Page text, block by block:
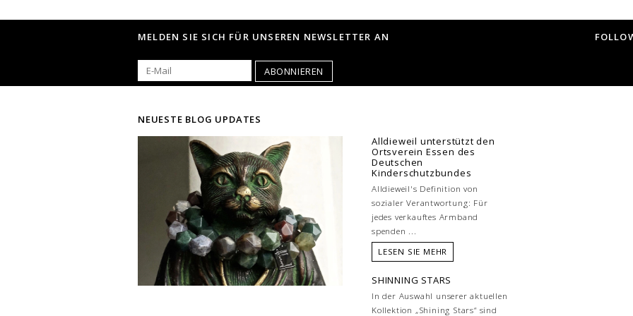
MELDEN SIE SICH FÜR UNSEREN NEWSLETTER AN
ABONNIEREN
NEUESTE BLOG UPDATES
Alldieweil unterstützt den
Ortsverein Essen des
Deutschen
Kinderschutzbundes
Alldieweil's Definition von
sozialer Verantwortung: Für
jedes verkauftes Armband
spenden ...
LESEN SIE MEHR
SHINNING STARS
In der Auswahl unserer aktuellen
Kollektion „Shining Stars“ sind